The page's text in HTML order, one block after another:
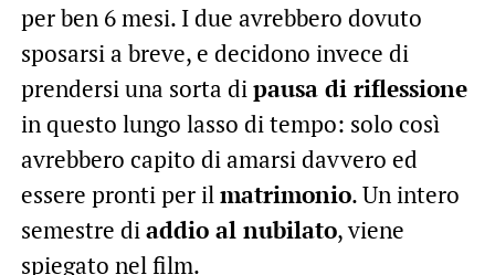
per ben 6 mesi. I due avrebbero dovuto
sposarsi a breve, e decidono invece di
prendersi una sorta dipausa di riflessione
in questo lungo lasso di tempo: solo così
avrebbero capito di amarsi davvero ed
essere pronti per ilmatrimonio. Un intero
semestre diaddio al nubilato, viene
spiegato nel film.